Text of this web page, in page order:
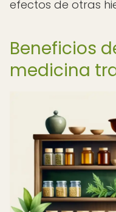
efectos de otras
Beneficios
medicina